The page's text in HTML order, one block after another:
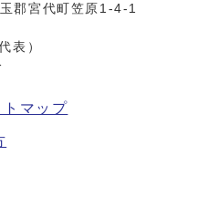
郡宮代町笠原1-4-1
表）
トマップ